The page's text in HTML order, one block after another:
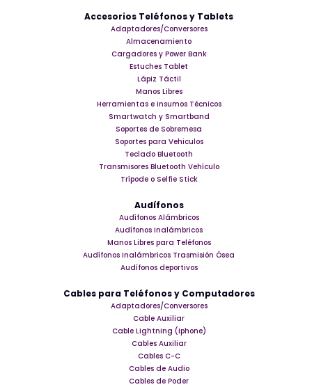
Accesorios Teléfonos y Tablets
Adaptadores/Conversores
Almacenamiento
Cargadores y Power Bank
Estuches Tablet
Lápiz Táctil
Manos Libres
Herramientas e insumos Técnicos
Smartwatch y Smartband
Soportes de Sobremesa
Soportes para Vehiculos
Teclado Bluetooth
Transmisores Bluetooth Vehículo
Trípode o Selfie Stick
Audífonos
Audífonos Alámbricos
Audífonos Inalámbricos
Manos Libres para Teléfonos
Audífonos Inalámbricos Trasmisión Ósea
Audífonos deportivos
Cables para Teléfonos y Computadores
Adaptadores/Conversores
Cable Auxiliar
Cable Lightning (Iphone)
Cables Auxiliar
Cables C-C
Cables de Audio
Cables de Poder